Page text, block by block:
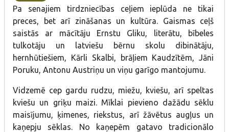
Pa senajiem tirdzniecības ceļiem ieplūda ne tikai
preces, bet arī zināšanas un kultūra. Gaismas ceļš
saistās ar mācītāju Ernstu Gliku, literātu, bībeles
tulkotāju un latviešu bērnu skolu dibinātāju,
hernhūtiešiem, Kārli Skalbi, brāļiem Kaudzītēm, Jāni
Poruku, Antonu Austriņu un viņu garīgo mantojumu.
Vidzemē cep gardu rudzu, miežu, kviešu, arī speltas
kviešu un griķu maizi. Mīklai pievieno dažādu sēklu
maisījumu, ķimenes, riekstus, arī žāvētus augļus un
kaņepju sēklas. No kaņepēm gatavo tradicionālo